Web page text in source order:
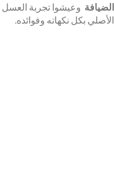
الضيافة وعيشوا تجربة العسل
الأصلي بكل نكهاته وفوائده.